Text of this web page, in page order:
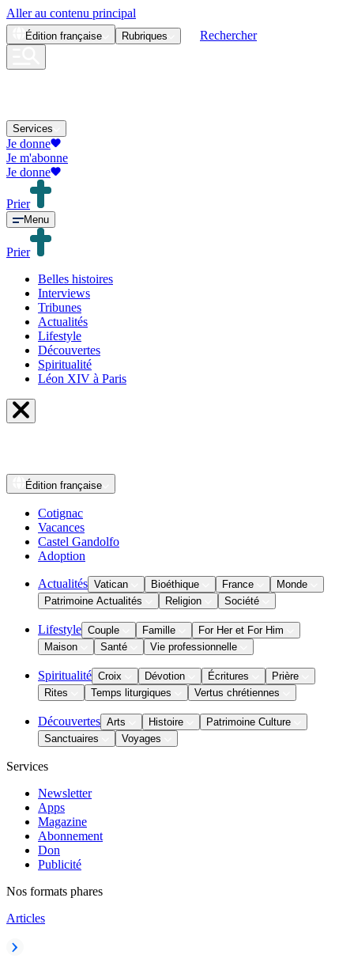
Aller au contenu principal
Édition française Rubriques Rechercher
Services
Je donne
Je m'abonne
Je donne
Prier
Menu
Prier
Belles histoires
Interviews
Tribunes
Actualités
Lifestyle
Découvertes
Spiritualité
Léon XIV à Paris
Édition française
Cotignac
Vacances
Castel Gandolfo
Adoption
Actualités Vatican Bioéthique France
Monde
Patrimoine Actualités
Religion Société
Lifestyle Couple Famille
For Her et For Him
Maison
Santé Vie professionnelle
Spiritualité Croix Dévotion Écritures
Prière
Rites
Temps liturgiques Vertus chrétiennes
Découvertes Arts Histoire
Patrimoine Culture
Sanctuaires
Voyages
Services
Newsletter
Apps
Magazine
Abonnement
Don
Publicité
Nos formats phares
Articles